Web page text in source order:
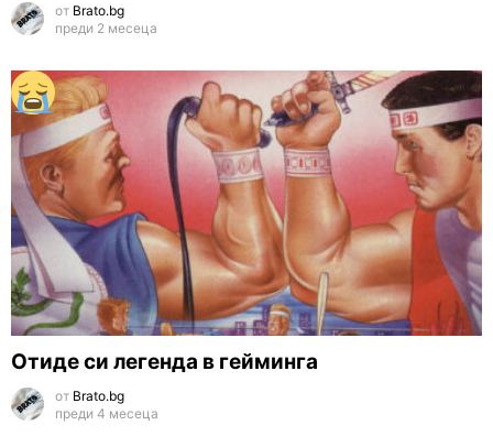
от Brato.bg
преди 2 месеца
Отиде си легенда в гейминга
от Brato.bg
преди 4 месеца